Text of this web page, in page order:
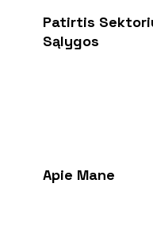
Patirtis
Sąlygos
Apie Mane